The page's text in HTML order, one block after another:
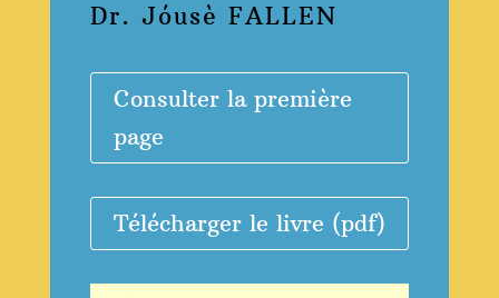
Dr. Jóusè FALLEN
Consulter la première
page
Télécharger le livre (pdf)